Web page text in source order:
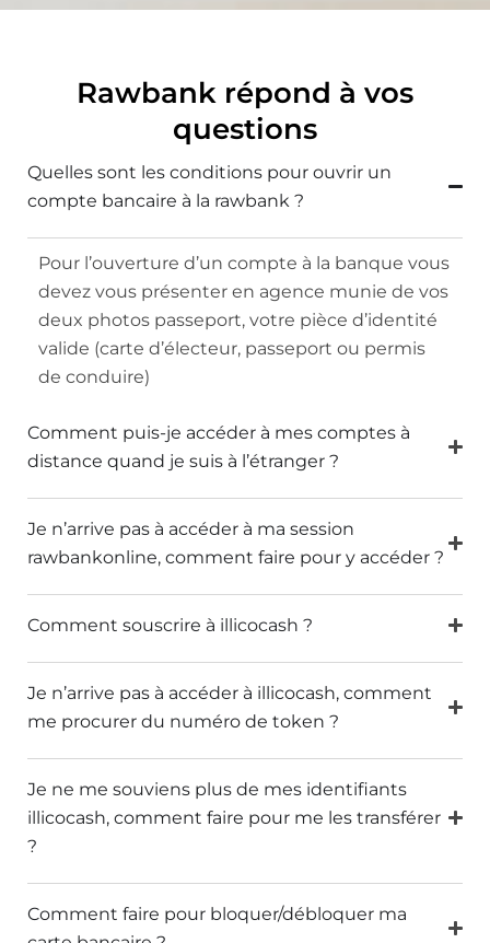
Rawbank répond à vos
questions
Quelles sont les conditions pour ouvrir un
compte bancaire à la rawbank ?
Pour l’ouverture d’un compte à la banque vous
devez vous présenter en agence munie de vos
deux photos passeport, votre pièce d’identité
valide (carte d’électeur, passeport ou permis
de conduire)
Comment puis-je accéder à mes comptes à
distance quand je suis à l’étranger ?
Je n’arrive pas à accéder à ma session
rawbankonline, comment faire pour y accéder ?
Comment souscrire à illicocash ?
Je n’arrive pas à accéder à illicocash, comment
me procurer du numéro de token ?
Je ne me souviens plus de mes identifiants
illicocash, comment faire pour me les transférer
?
Comment faire pour bloquer/débloquer ma